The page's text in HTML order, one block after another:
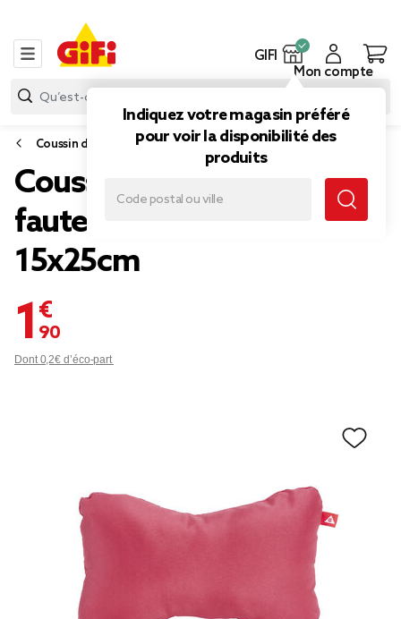
GIFI
Indiquez votre magasin préféré
pour voir la disponibilité des
produits
Mon compte
Coussin d'extérieur
Coussin de tête pour
fauteuil Urban uni rouge
15x25cm
1,90 €
Dont 0,2€ d’éco-part